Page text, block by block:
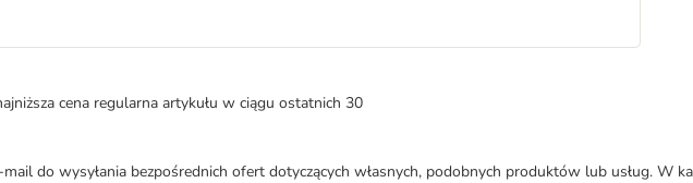
cena regularna artykułu w ciągu ostatnich 30
do wysyłania bezpośrednich ofert dotyczących własnych, podobnych produktów lub usług. W